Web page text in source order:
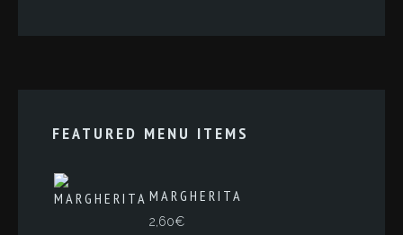
FEATURED MENU ITEMS
MARGHERITA
2,60€